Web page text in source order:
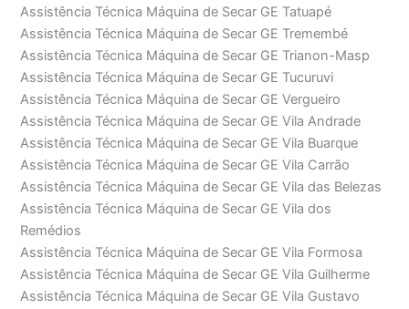
Assistência Técnica Máquina de Secar GE Tatuapé
Assistência Técnica Máquina de Secar GE Tremembé
Assistência Técnica Máquina de Secar GE Trianon-Masp
Assistência Técnica Máquina de Secar GE Tucuruvi
Assistência Técnica Máquina de Secar GE Vergueiro
Assistência Técnica Máquina de Secar GE Vila Andrade
Assistência Técnica Máquina de Secar GE Vila Buarque
Assistência Técnica Máquina de Secar GE Vila Carrão
Assistência Técnica Máquina de Secar GE Vila das Belezas
Assistência Técnica Máquina de Secar GE Vila dos
Remédios
Assistência Técnica Máquina de Secar GE Vila Formosa
Assistência Técnica Máquina de Secar GE Vila Guilherme
Assistência Técnica Máquina de Secar GE Vila Gustavo